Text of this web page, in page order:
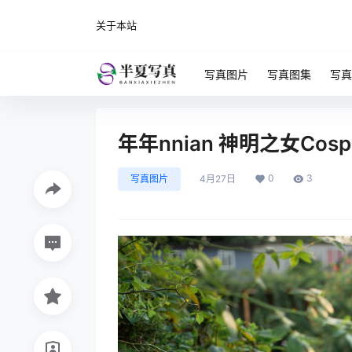
关于本站
写真图片 写真图集 写
年年nnian 神明之女
写真图片 4月27日 0 3